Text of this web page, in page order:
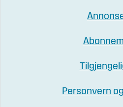
Personvern